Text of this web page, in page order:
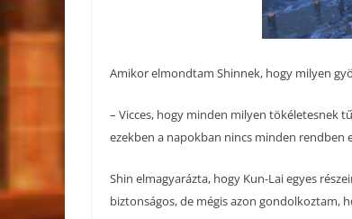
Amikor elmondtam Shinnek, hogy milyen
– Vicces, hogy minden milyen tökéletesnek
ezekben a napokban nincs minden rendben
Shin elmagyarázta, hogy Kun-Lai egyes
biztonságos, de mégis azon gondolkoztam,